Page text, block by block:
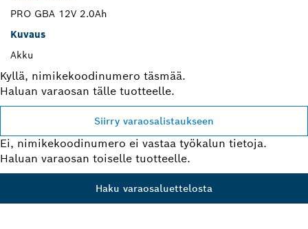
PRO GBA 12V 2.0Ah
Kuvaus
Akku
Kyllä, nimikekoodinumero täsmää.
Haluan varaosan tälle tuotteelle.
Siirry varaosalistaukseen
Ei, nimikekoodinumero ei vastaa työkalun tietoja.
Haluan varaosan toiselle tuotteelle.
Haku varaosaluettelosta